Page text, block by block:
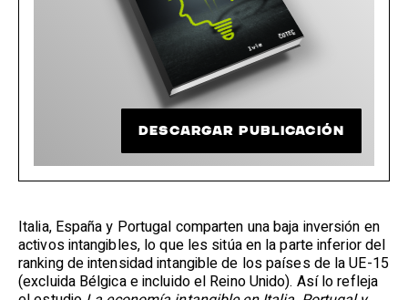
DESCARGAR PUBLICACIÓN
Italia, España y Portugal comparten una baja inversión en
activos intangibles, lo que les sitúa en la parte inferior del
ranking de intensidad intangible de los países de la UE-15
(excluida Bélgica e incluido el Reino Unido). Así lo refleja